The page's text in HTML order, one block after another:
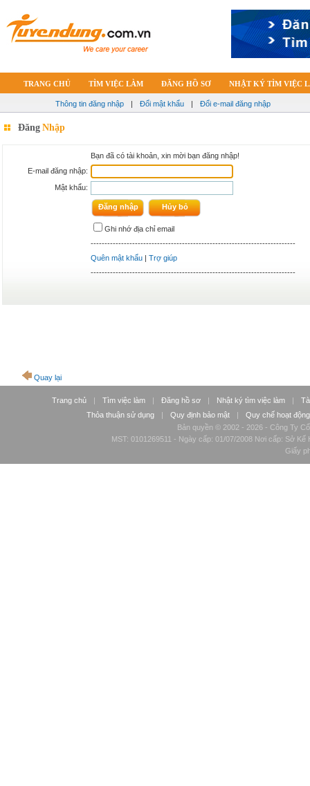
TRANG CHỦ TÌM VIỆC LÀM ĐĂNG HỒ SƠ NHẬT KÝ TÌM VIỆC
Thông tin đăng nhập | Đổi mật khẩu | Đổi e-mail đăng nhập
Đăng Nhập
Bạn đã có tài khoản, xin mời bạn đăng nhập!
E-mail đăng nhập:
Mật khẩu:
Ghi nhớ địa chỉ email
--------------------------------------------------------------------------
Quên mật khẩu | Trợ giúp
--------------------------------------------------------------------------
Quay lại
Trang chủ | Tìm việc làm | Đăng hồ sơ | Nhật ký tìm việc làm |
Thỏa thuận sử dụng
| Quy định bảo mật |
Quy chế hoạt động
Bản quyền © 2002 - 2026 - Công Ty
MST: 0101269511 - Ngày cấp: 01/07/2008 Nơi cấp: Sở
Giấy